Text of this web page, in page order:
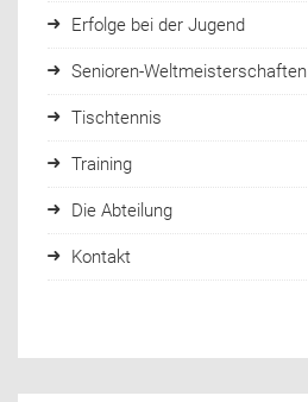
Erfolge bei der Jugend
Senioren-Weltmeisterschaften
Tischtennis
Training
Die Abteilung
Kontakt